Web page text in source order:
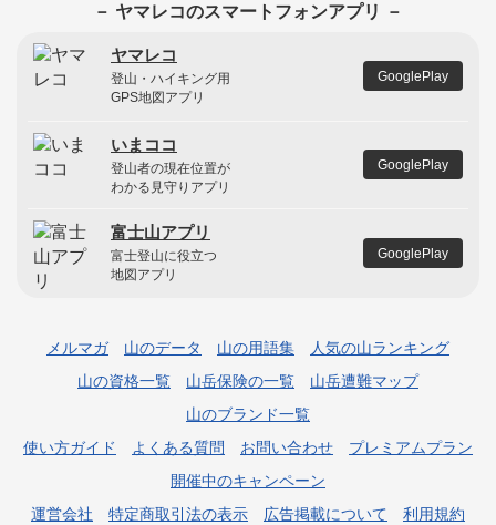
－ ヤマレコのスマートフォンアプリ －
ヤマレコ
登山・ハイキング用
GPS地図アプリ
GooglePlay
いまココ
登山者の現在位置が
わかる見守りアプリ
GooglePlay
富士山アプリ
富士登山に役立つ
地図アプリ
GooglePlay
メルマガ 山のデータ 山の用語集
人気の山ランキング
山の資格一覧
山岳保険の一覧
山岳遭難マップ
山のブランド一覧
使い方ガイド
よくある質問 お問い合わせ
プレミアムプラン
開催中のキャンペーン
運営会社
特定商取引法の表示 広告掲載について 利用規約